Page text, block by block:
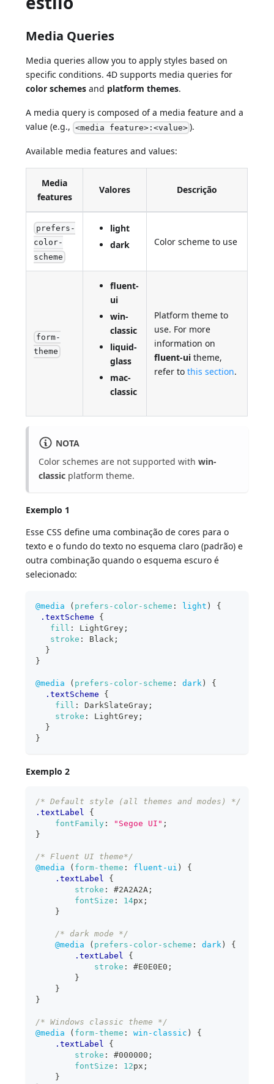
Media Queries
Media queries allow you to apply styles based on
specific conditions. 4D supports media queries for
color schemes and platform themes.
A media query is composed of a media feature and a
value (e.g., <media feature>:<value> ).
Available media features and values:
Media
features
Valores Descrição
prefers-
color-
scheme
light
dark
Color scheme to use
form-
theme
fluent-
ui
win-
classic
liquid-
glass
mac-
classic
Platform theme to
use. For more
information on
fluent-ui theme,
refer tothis section.
NOTA
Color schemes are not supported withwin-
classic platform theme.
Exemplo 1
Esse CSS define uma combinação de cores para o
texto e o fundo do texto no esquema claro (padrão) e
outra combinação quando o esquema escuro é
selecionado:
@media ( prefers-color-scheme : light )
{
.textScheme
{
fill : LightGrey ;
stroke : Black ;
}
}
@media ( prefers-color-scheme : dark )
{
.textScheme
{
fill : DarkSlateGray ;
stroke : LightGrey ;
}
}
Exemplo 2
/* Default style (all themes and modes) */
.textLabel
{
fontFamily : "Segoe UI" ;
}
/* Fluent UI theme*/
@media
( form-theme : fluent-ui )
{
.textLabel
{
stroke : #2A2A2A ;
fontSize : 14px ;
}
/* dark mode */
@media
( prefers-color-scheme : dark )
{
.textLabel
{
stroke : #E0E0E0 ;
}
}
}
/* Windows classic theme */
@media
( form-theme : win-classic )
{
.textLabel
{
stroke : #000000 ;
fontSize : 12px ;
}